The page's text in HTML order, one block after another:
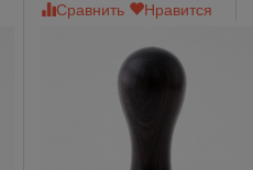
Сравнить Нравится